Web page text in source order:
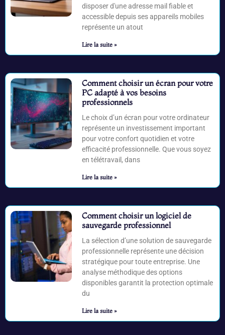
disposer d'une adresse mail fiable et
accessible depuis ses appareils mobiles
représente un atout
Lire la suite »
Comment choisir un écran pour votre
PC adapté à vos besoins
professionnels
Le choix d’un écran pour votre ordinateur
représente un investissement important
pour votre confort quotidien et votre
efficacité professionnelle. Que vous soyez
en télétravail, dans
Lire la suite »
Comment choisir un logiciel de
sauvegarde professionnel
La sélection d’une solution de sauvegarde
professionnelle représente une décision
stratégique pour toute entreprise. Une
analyse méthodique des options
disponibles garantit la protection optimale
du
Lire la suite »